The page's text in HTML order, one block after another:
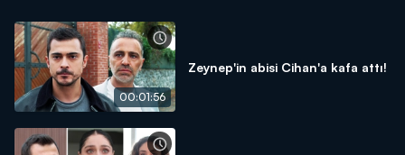
00:01:56
Zeynep'in abisi Cihan'a kafa attı!